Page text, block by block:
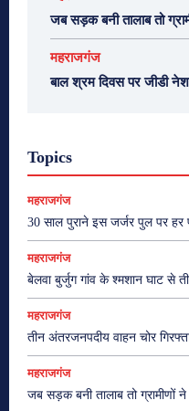
जब सड़क बनी तालाब तो
महराजगंज
बाल श्रम दिवस पर जीडी
Topics
महराजगंज
30 साल पुराने इस जर्जर पुल पर हर
महराजगंज
बेलवा बुर्जुग गांव के श्मशान घाट से
महराजगंज
तीन अंतरजनपदीय वाहन चोर
महराजगंज
जब सड़क बनी तालाब तो ग्रामीणों ने